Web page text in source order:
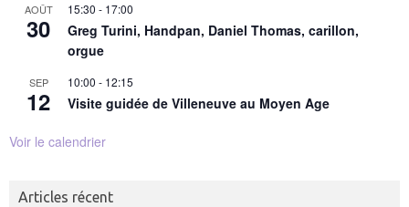
AOÛT
30
15:30 - 17:00
Greg Turini, Handpan, Daniel Thomas, carillon,
orgue
SEP
12
10:00 - 12:15
Visite guidée de Villeneuve au Moyen Age
Voir le calendrier
Articles récent